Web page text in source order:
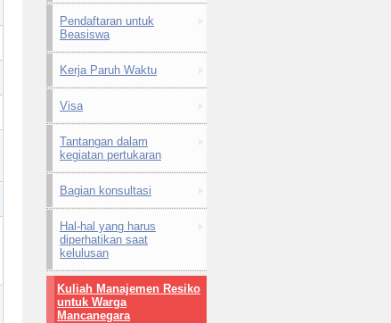
Pendaftaran untuk
Beasiswa
Kerja Paruh Waktu
Visa
Tantangan dalam
kegiatan pertukaran
Bagian konsultasi
Hal-hal yang harus
diperhatikan saat
kelulusan
Kuliah Manajemen Resiko
untuk Warga
Mancanegara